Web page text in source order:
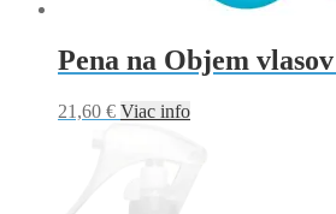
Pena na Objem
21,60 € Viac info